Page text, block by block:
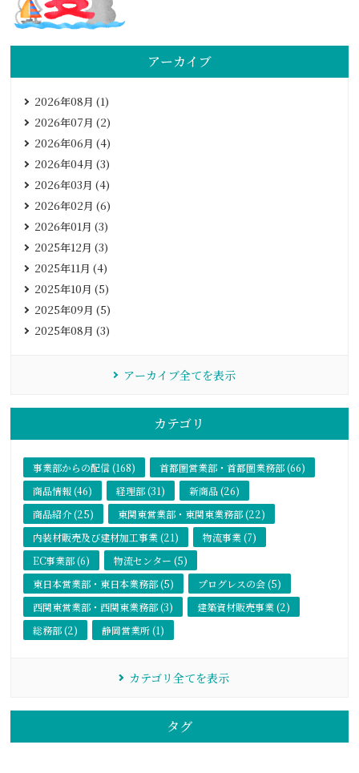
アーカイブ
2026年08月 (1)
2026年07月 (2)
2026年06月 (4)
2026年04月 (3)
2026年03月 (4)
2026年02月 (6)
2026年01月 (3)
2025年12月 (3)
2025年11月 (4)
2025年10月 (5)
2025年09月 (5)
2025年08月 (3)
アーカイブ全てを表示
カテゴリ
事業部からの配信 (168)
首都圏営業部・首都圏業務部 (66)
商品情報 (46)
経理部 (31)
新商品 (26)
商品紹介 (25)
東関東営業部・東関東業務部 (22)
内装材販売及び建材加工事業 (21)
物流事業 (7)
EC事業部 (6)
物流センター (5)
東日本営業部・東日本業務部 (5)
プログレスの会 (5)
西関東営業部・西関東業務部 (3)
建築資材販売事業 (2)
総務部 (2)
静岡営業所 (1)
カテゴリ全てを表示
タグ